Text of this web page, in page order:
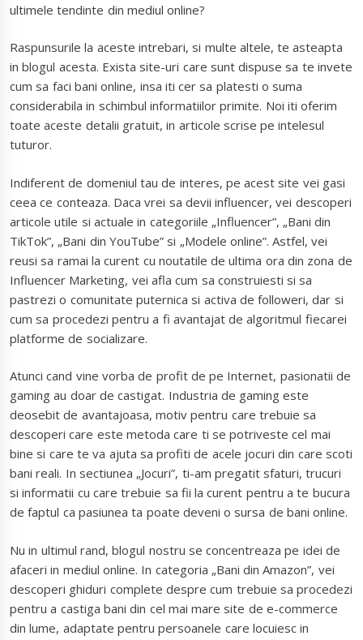
ultimele tendinte din mediul online?
Raspunsurile la aceste intrebari, si multe altele, te asteapta
in blogul acesta. Exista site-uri care sunt dispuse sa te invete
cum sa faci bani online, insa iti cer sa platesti o suma
considerabila in schimbul informatiilor primite. Noi iti oferim
toate aceste detalii gratuit, in articole scrise pe intelesul
tuturor.
Indiferent de domeniul tau de interes, pe acest site vei gasi
ceea ce conteaza. Daca vrei sa devii influencer, vei descoperi
articole utile si actuale in categoriile „Influencer”, „Bani din
TikTok”, „Bani din YouTube” si „Modele online”. Astfel, vei
reusi sa ramai la curent cu noutatile de ultima ora din zona de
Influencer Marketing, vei afla cum sa construiesti si sa
pastrezi o comunitate puternica si activa de followeri, dar si
cum sa procedezi pentru a fi avantajat de algoritmul fiecarei
platforme de socializare.
Atunci cand vine vorba de profit de pe Internet, pasionatii de
gaming au doar de castigat. Industria de gaming este
deosebit de avantajoasa, motiv pentru care trebuie sa
descoperi care este metoda care ti se potriveste cel mai
bine si care te va ajuta sa profiti de acele jocuri din care scoti
bani reali. In sectiunea „Jocuri”, ti-am pregatit sfaturi, trucuri
si informatii cu care trebuie sa fii la curent pentru a te bucura
de faptul ca pasiunea ta poate deveni o sursa de bani online.
Nu in ultimul rand, blogul nostru se concentreaza pe idei de
afaceri in mediul online. In categoria „Bani din Amazon”, vei
descoperi ghiduri complete despre cum trebuie sa procedezi
pentru a castiga bani din cel mai mare site de e-commerce
din lume, adaptate pentru persoanele care locuiesc in